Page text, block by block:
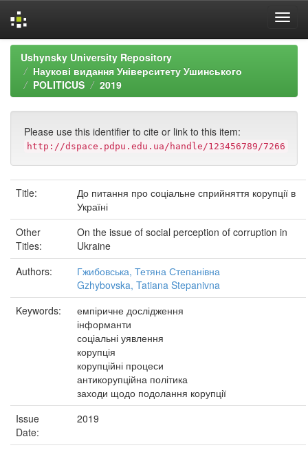
Skip
navigation
Ushynsky University Repository
Наукові видання Університету Ушинського
POLITICUS
2019
Please use this identifier to cite or link to this item:
http://dspace.pdpu.edu.ua/handle/123456789/7266
Title:
До питання про соціальне сприйняття корупції в
Україні
Other
Titles:
On the issue of social perception of corruption in
Ukraine
Authors:
Гжибовська, Тетяна Степанівна
Gzhybovska, Tatiana Stepanivna
Keywords:
емпіричне дослідження
інформанти
соціальні уявлення
корупція
корупційні процеси
антикорупційна політика
заходи щодо подолання корупції
Issue
Date:
2019